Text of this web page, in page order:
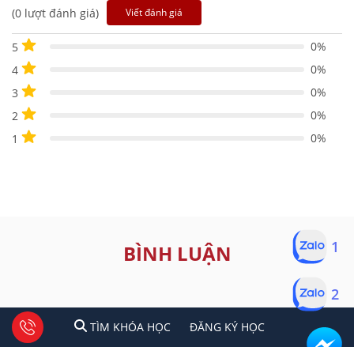
(0 lượt đánh giá) Viết đánh giá
5
0%
4
0%
3
0%
2
0%
1
0%
BÌNH LUẬN
TÌM KHÓA HỌC ĐĂNG KÍ HỌC
1 2 Tư vấn facebook
TÌM KHÓA HỌC ĐĂNG KÝ HỌC
1
2